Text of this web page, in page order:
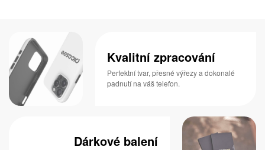
Kvalitní zpracování
Perfektní tvar, přesné výřezy a dokonalé
padnutí na váš telefon.
Dárkové balení